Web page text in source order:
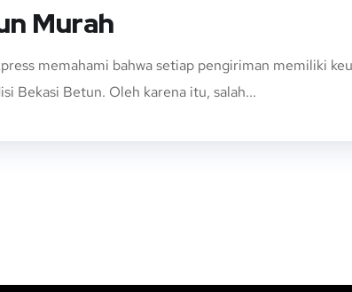
Murah
memahami bahwa setiap pengiriman memiliki
Bekasi Betun. Oleh karena itu, salah...